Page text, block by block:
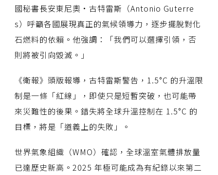
國秘書長安東尼奧·古特雷斯（Antonio Guterre
s）呼籲各國展現真正的氣候領導力，逐步擺脫對化
石燃料的依賴。他強調：「我們可以選擇引領，否
則將被引向毀滅。」
《衛報》頭版報導，古特雷斯警告，1.5°C 的升溫限
制是一條「紅線」，即使只是短暫突破，也可能帶
來災難性的後果。錯失將全球升溫控制在 1.5°C 的
目標，將是「道義上的失敗」。
世界氣象組織（WMO）確認，全球溫室氣體排放量
已達歷史新高。2025 年極可能成為有紀錄以來第二